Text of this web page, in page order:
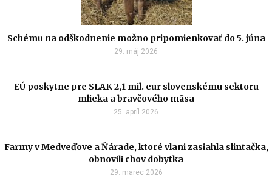
Schému na odškodnenie možno pripomienkovať do 5. júna
29. máj 2026
EÚ poskytne pre SLAK 2,1 mil. eur slovenskému sektoru
mlieka a bravčového mäsa
25. apríl 2026
Farmy v Medveďove a Ňárade, ktoré vlani zasiahla slintačka,
obnovili chov dobytka
29. marec 2026